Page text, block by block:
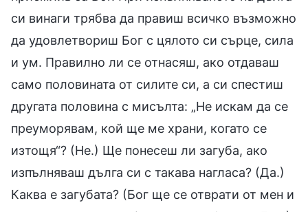
си винаги трябва да правиш всичко възможно
да удовлетвориш Бог с цялото си сърце, сила
и ум. Правилно ли се отнасяш, ако отдаваш
само половината от силите си, а си спестиш
другата половина с мисълта: „Не искам да се
преуморявам, кой ще ме храни, когато се
изтощя“? (Не.) Ще понесеш ли загуба, ако
изпълняваш дълга си с такава нагласа? (Да.)
Каква е загубата? (Бог ще се отврати от мен и